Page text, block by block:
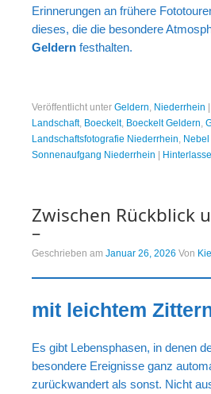
Erinnerungen an frühere
dieses, die die besondere
Geldern festhalten.
Veröffentlicht unter Geldern, Niederrhein
Landschaft, Boeckelt, Boeckelt Geldern,
Landschaftsfotografie Niederrhein,
Sonnenaufgang Niederrhein
Zwischen Rückblick
–
Geschrieben am Januar 26, 2026 Von
mit leichtem
Es gibt Lebensphasen, in denen
besondere Ereignisse ganz
zurückwandert als sonst. Nicht